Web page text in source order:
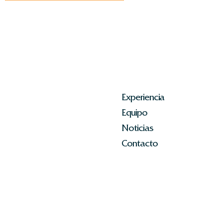
Experiencia
Equipo
Noticias
Contacto